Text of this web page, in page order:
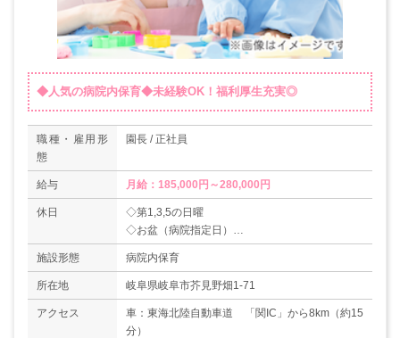
◆人気の病院内保育◆未経験OK！福利厚生充実◎
職種・雇用形
態
園長 / 正社員
給与 月給：185,000円～280,000円
休日
◇第1,3,5の日曜
◇お盆（病院指定日）
◇年末年始（12/31～1/3）
◇有給休暇
◇産休・育休あり
＊年間休日数123日（2019年度実績）※祝日日数
により年間休日は毎年変動あり
施設形態 病院内保育
所在地 岐阜県岐阜市芥見野畑1-71
アクセス
車：東海北陸自動車道 「関IC」から8km（約15
分）